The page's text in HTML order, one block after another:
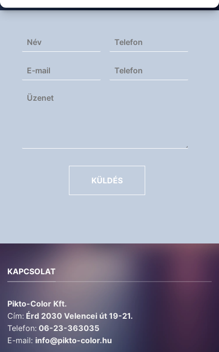
KÜLDÉS
KAPCSOLAT
Pikto-Color Kft.
Cím: Érd 2030 Velencei út 19-21.
Telefon: 06-23-363035
E-mail: info@pikto-color.hu